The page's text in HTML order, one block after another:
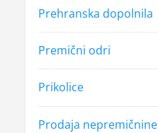
Prehranska dopolnila
Premični odri
Prikolice
Prodaja nepremičnine